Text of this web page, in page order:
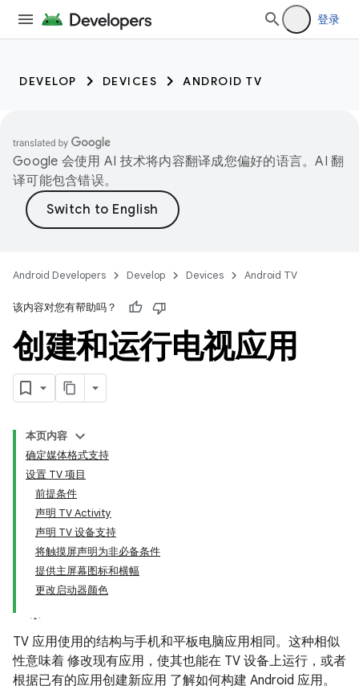
登录
DEVELOP DEVICES ANDROID TV
Google 会使用 AI 技术将内容翻译成您偏好的语言。AI 翻
译可能包含错误。
Android Developers Develop Devices Android TV
该内容对您有帮助吗？
创建和运行电视应用
本页内容
确定媒体格式支持
设置 TV 项目
前提条件
声明 TV Activity
声明 TV 设备支持
将触摸屏声明为非必备条件
提供主屏幕图标和横幅
更改启动器颜色
TV 应用使用的结构与手机和平板电脑应用相同。这种相似
性意味着 修改现有应用，使其也能在 TV 设备上运行，或者
根据已有的应用创建新应用 了解如何构建 Android 应用。